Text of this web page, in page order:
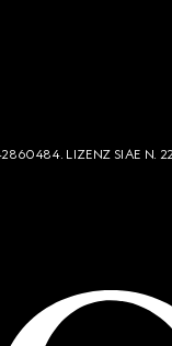
LIZENZ SIAE N.